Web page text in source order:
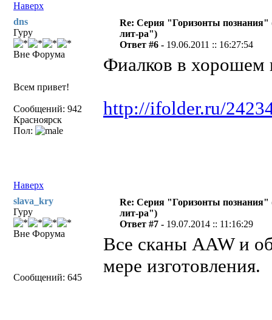
Наверх
dns
Гуру
Вне Форума
Всем привет!
Сообщений: 942
Красноярск
Пол:
Re: Серия "Горизонты познания"
лит-ра")
Ответ #6 - 19.06.2011 :: 16:27:54
Фиалков в хорошем
http://ifolder.ru/
Наверх
slava_kry
Гуру
Вне Форума
Сообщений: 645
Re: Серия "Горизонты познания"
лит-ра")
Ответ #7 - 19.07.2014 :: 11:16:29
Все сканы AAW и
мере изготовления.